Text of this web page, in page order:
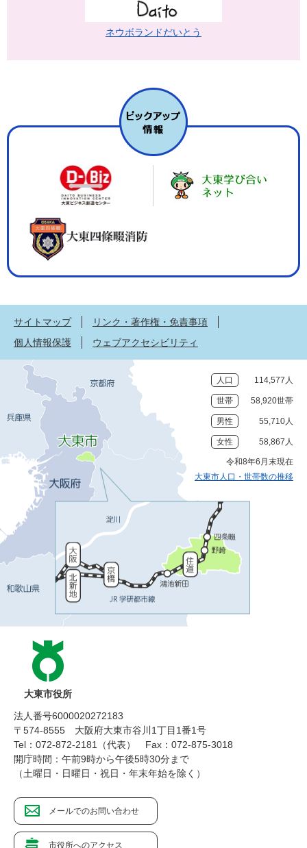
ネウボランドだいとう
サイトマップ
リンク・著作権・免責事項
個人情報保護
ウェブアクセシビリティ
人口 114,577人
世帯 58,920世帯
男性 55,710人
女性 58,867人
令和8年6月末現在
大東市人口・世帯数の推移
大東市役所
法人番号6000020272183
〒574-8555 大阪府大東市谷川1丁目1番1号
Tel：072-872-2181（代表）
Fax：072-875-3018
開庁時間：午前9時から午後5時30分まで
（土曜日・日曜日・祝日・年末年始を除く）
メールでのお問い合わせ
市役所へのアクセス